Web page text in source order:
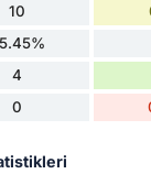
10
4
0